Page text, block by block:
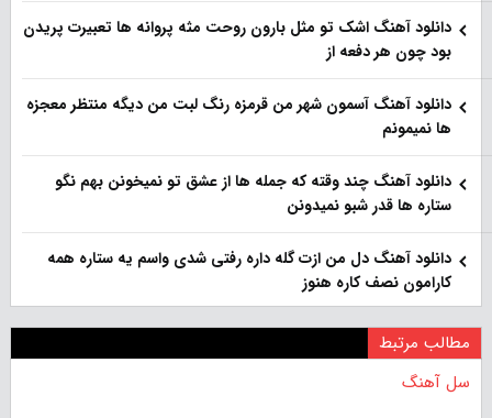
دانلود آهنگ اشک تو مثل بارون روحت مثه پروانه ها تعبیرت پریدن
بود چون هر دفعه از
دانلود آهنگ آسمون شهر من قرمزه رنگ لبت من دیگه منتظر معجزه
ها نمیمونم
دانلود آهنگ چند وقته که جمله ها از عشق تو نمیخونن بهم نگو
ستاره ها قدر شبو نمیدونن
دانلود آهنگ دل من ازت گله داره رفتی شدی واسم یه ستاره همه
کارامون نصف کاره هنوز
مطالب مرتبط
سل آهنگ